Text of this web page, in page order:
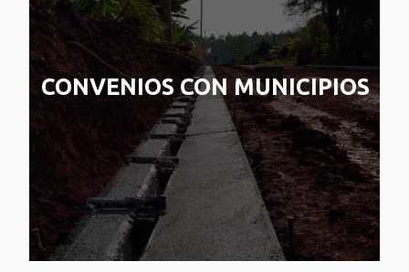
CONVENIOS CON MUNICIPIOS